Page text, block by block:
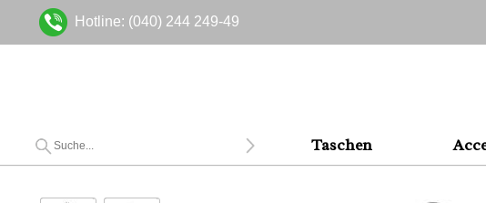
Hotline: (040) 244 249-49
Taschen